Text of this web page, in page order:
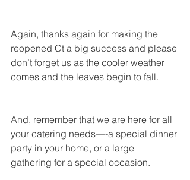
Again, thanks again for making the
reopened Ct a big success and please
don’t forget us as the cooler weather
comes and the leaves begin to fall.
And, remember that we are here for all
your catering needs—-a special dinner
party in your home, or a large
gathering for a special occasion.